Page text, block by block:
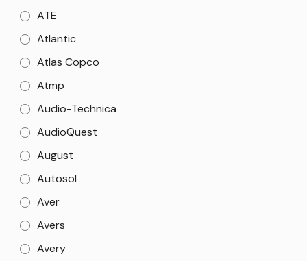
ATE
Atlantic
Atlas Copco
Atmp
Audio-Technica
AudioQuest
August
Autosol
Aver
Avers
Avery